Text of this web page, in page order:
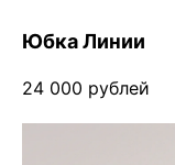
Юбка Линии
24 000 рублей